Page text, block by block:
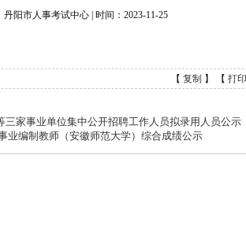
阳市人事考试中心 | 时间：2023-11-25
【 复制 】 【 打印
三家事业单位集中公开招聘工作人员拟录用人员公示
业编制教师（安徽师范大学）综合成绩公示